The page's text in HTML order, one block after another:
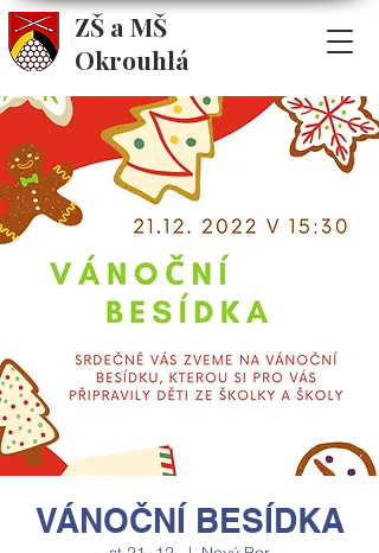
ZŠ a MŠ
Okrouhlá
VÁNOČNÍ BESÍDKA